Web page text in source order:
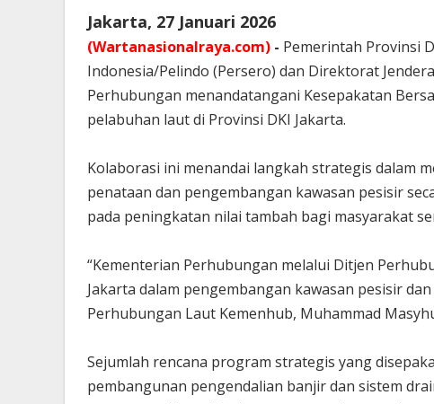
Jakarta, 27 Januari 2026
(Wartanasionalraya.com) - Pemerintah Provinsi
Indonesia/Pelindo (Persero) dan Direktorat
Perhubungan menandatangani Kesepakatan
pelabuhan laut di Provinsi DKI Jakarta.
Kolaborasi ini menandai langkah strategis dalam
penataan dan pengembangan kawasan pesisir
pada peningkatan nilai tambah bagi masyarakat
“Kementerian Perhubungan melalui Ditjen
Jakarta dalam pengembangan kawasan pesisir
Perhubungan Laut Kemenhub, Muhammad
Sejumlah rencana program strategis yang
pembangunan pengendalian banjir dan sistem